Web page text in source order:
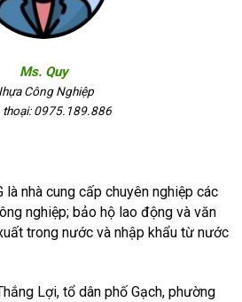
Ms. Quy
Công Nghiệp
thoại: 0975.189.886
là nhà cung cấp chuyên nghiệp các
nghiệp; bảo hộ lao động và văn
trong nước và nhập khẩu từ nước
Lợi, tổ dân phố Gạch, phường